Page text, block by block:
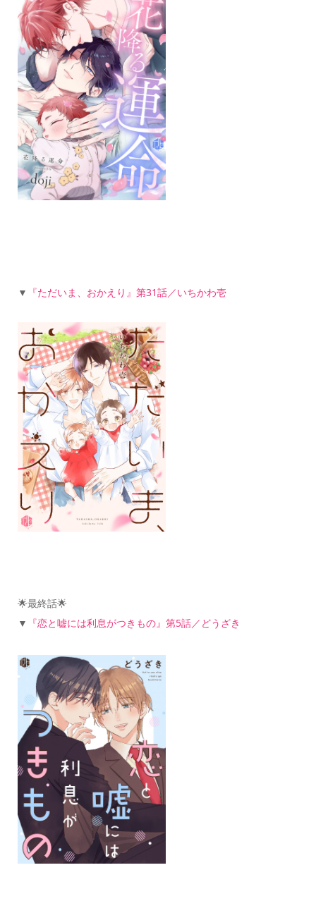
▼ 『ただいま、おかえり』第31話／いちかわ壱
🌟最終話🌟
▼ 『恋と嘘には利息がつきもの』第5話／どうざき